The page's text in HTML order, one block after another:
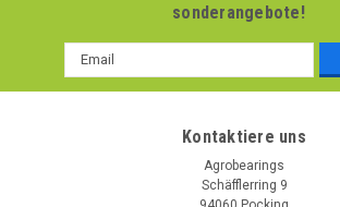
sonderangebote!
Email
Addresse
Kontaktiere uns
Agrobearings
Schäfflerring 9